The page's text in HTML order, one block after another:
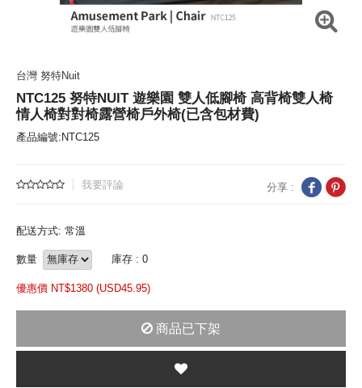
台灣 努特Nuit
NTC125 努特NUIT 遊樂園 雙人低腳椅 高背椅雙人椅
情人椅對對椅露營椅戶外椅(已含包材費)
產品編號:NTC125
我要評論 分享 :
配送方式: 常溫
數量 庫存 : 0
優惠價 NT$1380 (USD45.95)
商品已下架